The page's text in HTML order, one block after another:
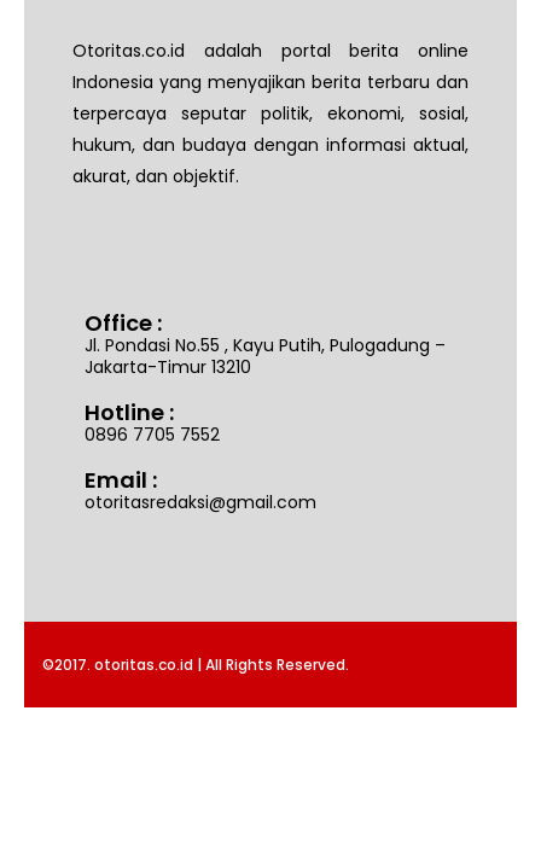
Otoritas.co.id adalah portal berita online
Indonesia yang menyajikan berita terbaru dan
terpercaya seputar politik, ekonomi, sosial,
hukum, dan budaya dengan informasi aktual,
akurat, dan objektif.
Office :
Jl. Pondasi No.55 , Kayu Putih, Pulogadung –
Jakarta-Timur 13210
Hotline :
0896 7705 7552
Email :
otoritasredaksi@gmail.com
©2017. otoritas.co.id | All Rights Reserved.